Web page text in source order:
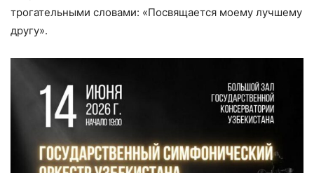
трогательными словами: «Посвящается моему лучшему
другу».